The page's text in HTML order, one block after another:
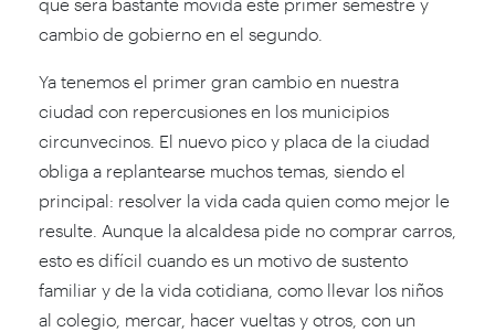
cambio de gobierno en el segundo.
Ya tenemos el primer gran cambio en nuestra
ciudad con repercusiones en los municipios
circunvecinos. El nuevo pico y placa de la ciudad
obliga a replantearse muchos temas, siendo el
principal: resolver la vida cada quien como mejor le
resulte. Aunque la alcaldesa pide no comprar carros,
esto es difícil cuando es un motivo de sustento
familiar y de la vida cotidiana, como llevar los niños
al colegio, mercar, hacer vueltas y otros, con un